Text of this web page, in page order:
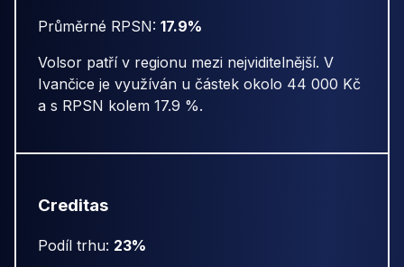
Průměrné RPSN: 17.9%
Volsor patří v regionu mezi nejviditelnější. V
Ivančice je využíván u částek okolo 44 000 Kč
a s RPSN kolem 17.9 %.
Creditas
Podíl trhu: 23%